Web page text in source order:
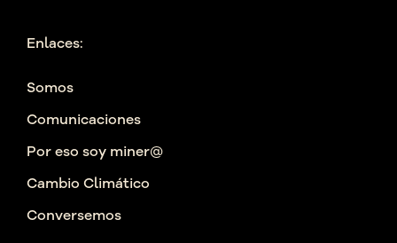
Enlaces:
Somos
Comunicaciones
Por eso soy miner@
Cambio Climático
Conversemos